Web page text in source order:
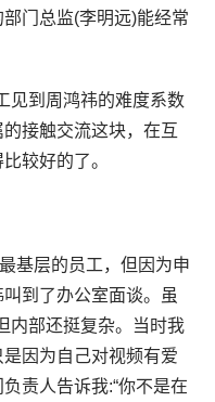
门总监(李明远)能经常
见到周鸿祎的难度系数
接触交流这块，在互
较好的了。
基层的员工，但因为申
到了办公室面谈。虽
内部还挺复杂。当时我
因为自己对视频有爱
责人告诉我:“你不是在